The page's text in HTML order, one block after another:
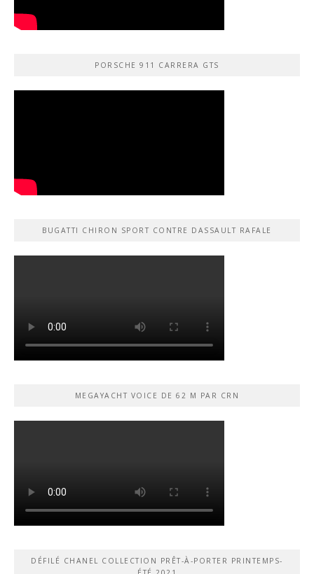
PORSCHE 911 CARRERA GTS
BUGATTI CHIRON SPORT CONTRE DASSAULT RAFALE
MEGAYACHT VOICE DE 62 M PAR CRN
DÉFILÉ CHANEL COLLECTION PRÊT-À-PORTER PRINTEMPS-